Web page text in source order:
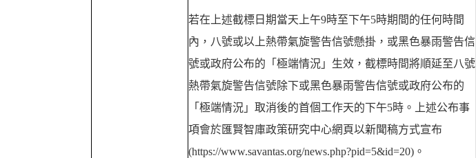
若在上述截標日期當天上午9時至下午5時期間的任何時間
內，八號或以上熱帶氣旋警告信號懸掛，或黑色暴雨警告信
號或政府公布的「極端情況」生效，截標時間將順延至八號
熱帶氣旋警告信號除下或黑色暴雨警告信號或政府公布的
「極端情況」取消後的首個工作天的下午5時。上述公布事
項會於匯賢智庫政策研究中心網頁以新聞稿方式宣布
(https://www.savantas.org/news.php?pid=5&id=20) 。